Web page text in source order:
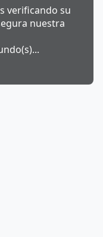
verificando su
nuestra